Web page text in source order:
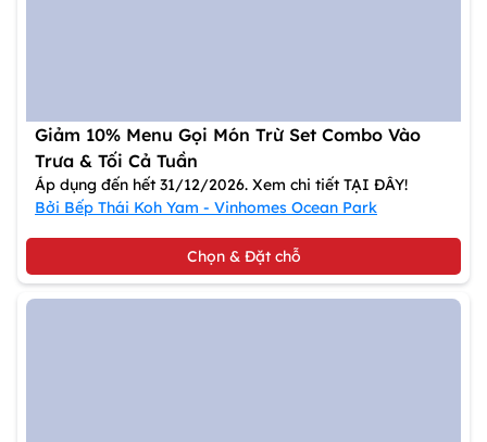
Giảm 10% Menu Gọi Món Trừ Set Combo Vào
Trưa & Tối Cả Tuần
Áp dụng đến hết 31/12/2026. Xem chi tiết TẠI ĐÂY!
Bởi Bếp Thái Koh Yam - Vinhomes Ocean Park
Chọn & Đặt chỗ